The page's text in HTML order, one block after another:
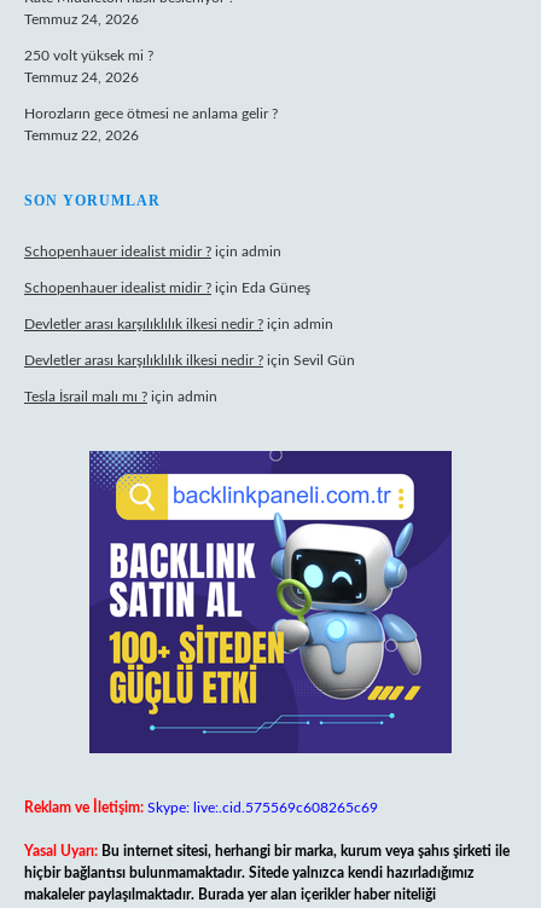
Temmuz 24, 2026
250 volt yüksek mi ?
Temmuz 24, 2026
Horozların gece ötmesi ne anlama gelir ?
Temmuz 22, 2026
SON YORUMLAR
Schopenhauer idealist midir ? için admin
Schopenhauer idealist midir ? için Eda Güneş
Devletler arası karşılıklılık ilkesi nedir ? için admin
Devletler arası karşılıklılık ilkesi nedir ? için Sevil Gün
Tesla İsrail malı mı ? için admin
Reklam ve İletişim: Skype: live:.cid.575569c608265c69
Yasal Uyarı: Bu internet sitesi, herhangi bir marka, kurum veya şahıs şirketi ile
hiçbir bağlantısı bulunmamaktadır. Sitede yalnızca kendi hazırladığımız
makaleler paylaşılmaktadır. Burada yer alan içerikler haber niteliği